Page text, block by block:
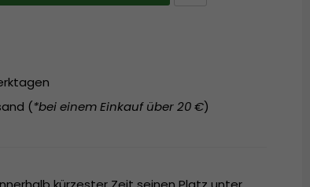
(*bei einem Einkauf über 20 €)